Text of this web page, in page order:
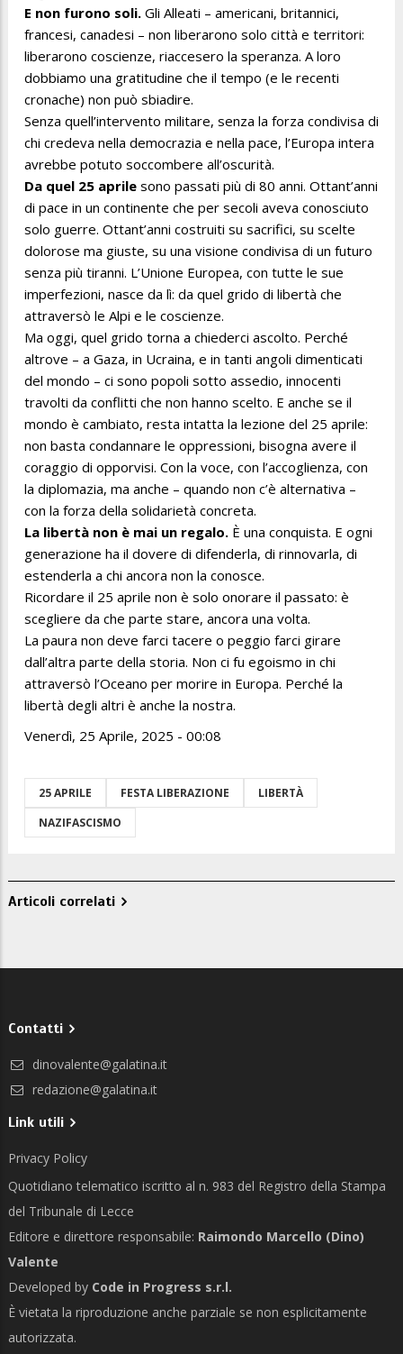
E non furono soli. Gli Alleati – americani, britannici,
francesi, canadesi – non liberarono solo città e territori:
liberarono coscienze, riaccesero la speranza. A loro
dobbiamo una gratitudine che il tempo (e le recenti
cronache) non può sbiadire.
Senza quell’intervento militare, senza la forza condivisa di
chi credeva nella democrazia e nella pace, l’Europa intera
avrebbe potuto soccombere all’oscurità.
Da quel 25 aprile sono passati più di 80 anni. Ottant’anni
di pace in un continente che per secoli aveva conosciuto
solo guerre. Ottant’anni costruiti su sacrifici, su scelte
dolorose ma giuste, su una visione condivisa di un futuro
senza più tiranni. L’Unione Europea, con tutte le sue
imperfezioni, nasce da lì: da quel grido di libertà che
attraversò le Alpi e le coscienze.
Ma oggi, quel grido torna a chiederci ascolto. Perché
altrove – a Gaza, in Ucraina, e in tanti angoli dimenticati
del mondo – ci sono popoli sotto assedio, innocenti
travolti da conflitti che non hanno scelto. E anche se il
mondo è cambiato, resta intatta la lezione del 25 aprile:
non basta condannare le oppressioni, bisogna avere il
coraggio di opporvisi. Con la voce, con l’accoglienza, con
la diplomazia, ma anche – quando non c’è alternativa –
con la forza della solidarietà concreta.
La libertà non è mai un regalo. È una conquista. E ogni
generazione ha il dovere di difenderla, di rinnovarla, di
estenderla a chi ancora non la conosce.
Ricordare il 25 aprile non è solo onorare il passato: è
scegliere da che parte stare, ancora una volta.
La paura non deve farci tacere o peggio farci girare
dall’altra parte della storia. Non ci fu egoismo in chi
attraversò l’Oceano per morire in Europa. Perché la
libertà degli altri è anche la nostra.
Venerdì, 25 Aprile, 2025 - 00:08
25 APRILE FESTA LIBERAZIONE
LIBERTÀ
NAZIFASCISMO
Articoli correlati
Contatti
dinovalente@galatina.it
redazione@galatina.it
Link utili
Privacy Policy
Quotidiano telematico iscritto al n. 983 del Registro della Stampa
del Tribunale di Lecce
Editore e direttore responsabile: Raimondo Marcello (Dino)
Valente
Developed by Code in Progress s.r.l.
È vietata la riproduzione anche parziale se non esplicitamente
autorizzata.